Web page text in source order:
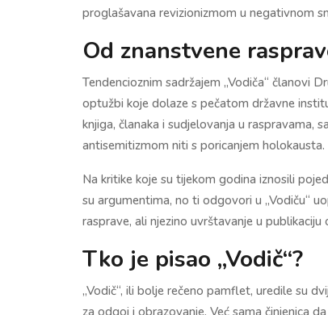
proglašavana revizionizmom u negativnom
Od znanstvene
Tendencioznim sadržajem „Vodiča“ članovi
optužbi koje dolaze s pečatom državne
knjiga, članaka i sudjelovanja u raspravama,
antisemitizmom niti s poricanjem holokausta.
Na kritike koje su tijekom godina iznosili
su argumentima, no ti odgovori u „Vodiču“
rasprave, ali njezino uvrštavanje u
Tko je pisao „Vodič“?
„Vodič“, ili bolje rečeno pamflet, uredile su